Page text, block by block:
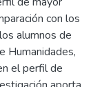
con los
alumnos de
Humanidades,
el perfil de